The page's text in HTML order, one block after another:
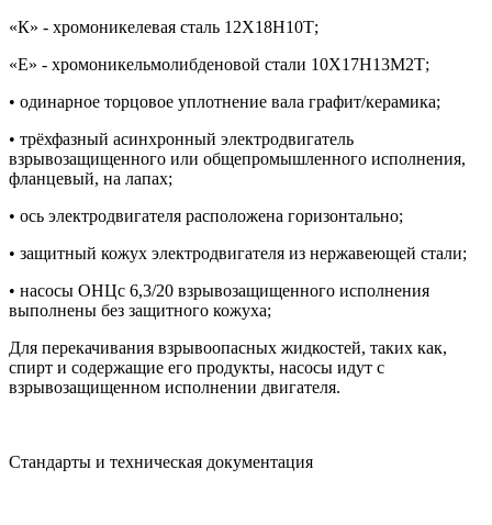
«К» - хромоникелевая сталь 12Х18Н10Т;
«Е» - хромоникельмолибденовой стали 10Х17Н13М2Т;
• одинарное торцовое уплотнение вала графит/керамика;
• трёхфазный асинхронный электродвигатель
взрывозащищенного или общепромышленного исполнения,
фланцевый, на лапах;
• ось электродвигателя расположена горизонтально;
• защитный кожух электродвигателя из нержавеющей стали;
• насосы ОНЦс 6,3/20 взрывозащищенного исполнения
выполнены без защитного кожуха;
Для перекачивания взрывоопасных жидкостей, таких как,
спирт и содержащие его продукты, насосы идут с
взрывозащищенном исполнении двигателя.
Стандарты и техническая документация